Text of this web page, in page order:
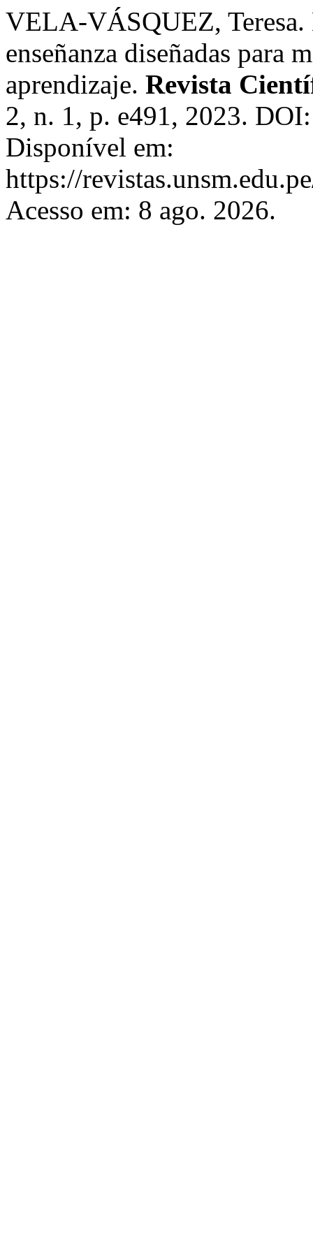
VELA-VÁSQUEZ, Teresa.
enseñanza diseñadas para
aprendizaje. Revista
2, n. 1, p. e491, 2023.
Disponível em:
https://
Acesso em: 8 ago. 2026.